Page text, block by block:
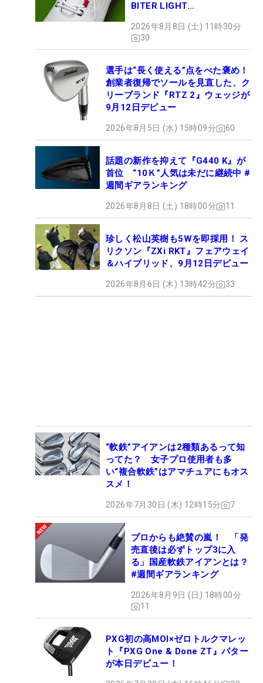
BITER LIGHT
ュー
2026年8月8日 (土) 11時30分
30
選手は“長く使える”点をべた褒め！
創業者復帰でソールを見直した、ク
リーブランド『RTZ 2』ウェッジが
9月12日デビュー
2026年8月5日 (水) 15時09分 60
話題の新作を抑えて『G440 K』が
首位 “10Ｋ”人気は未だに継続中 #
週間ギアランキング
2026年8月8日 (土) 18時00分 11
珍しく松山英樹も5Wを即採用！ ス
リクソン『ZXi RKT』フェアウェイ
＆ハイブリッド、9月12日デビュー
2026年8月6日 (木) 13時42分 33
“軟鉄”アイアンは2種類あるって知
ってた？ 女子プロ使用者も多
い“複合軟鉄”はアマチュアにもオス
スメ！
2026年7月30日 (木) 12時15分 7
プロからも絶賛の嵐！ 「発
売直後は必ずトップ3に入
る」国産軟鉄アイアンとは？
#週間ギアランキング
2026年8月9日 (日) 18時00分
11
PXG初の高MOI×ゼロトルクマレッ
ト『PXG One & Done ZT』パター
が本日デビュー！